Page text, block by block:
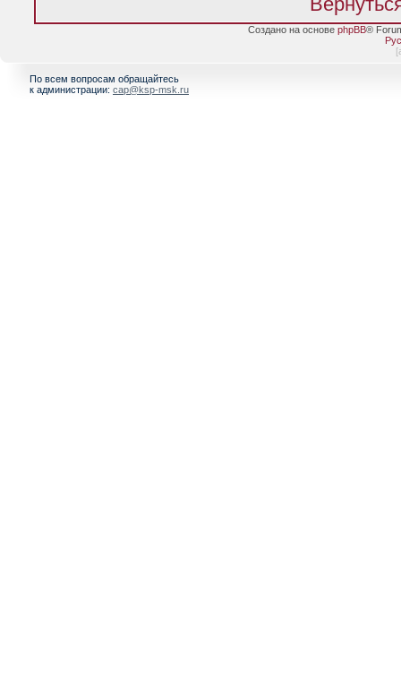
Создано на основе phpBB®
[
По всем вопросам обращайтесь
к администрации: cap@ksp-msk.ru